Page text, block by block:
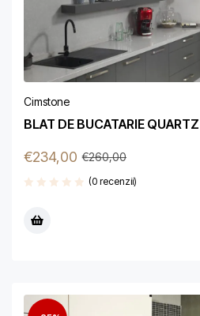
Cimstone
BLAT DE BUCATARIE
€260,00
€234,00
(0 recenzii)